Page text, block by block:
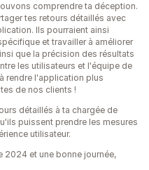
comprendre ta déception.
tes retours détaillés avec
Ils pourraient ainsi
et travailler à améliorer
que la précision des résultats
les utilisateurs et l'équipe de
rendre l'application plus
de nos clients !
détaillés à ta chargée de
puissent prendre les mesures
utilisateur.
2024 et une bonne journée,